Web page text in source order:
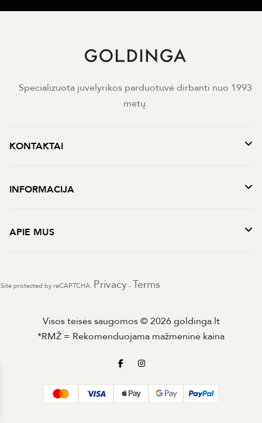
Specializuota juvelyrikos parduotuvė dirbanti nuo 1993
metų.
KONTAKTAI
INFORMACIJA
APIE MUS
Site protected by reCAPTCHA. Privacy - Terms
Visos teisės saugomos © 2026 goldinga.lt
*RMŽ = Rekomenduojama mažmeninė kaina